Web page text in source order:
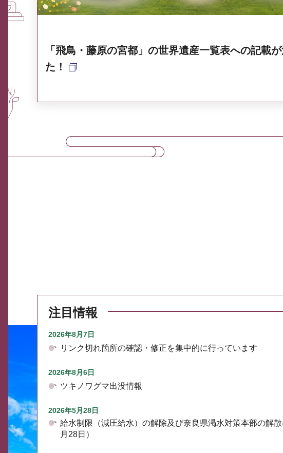
「飛鳥・藤原の宮都」の世界遺産一覧表への記載
た！
注目情報
2026年8月7日
リンク切れ箇所の確認・修正を集中的に行っています
2026年8月6日
ツキノワグマ出没情報
2026年5月28日
給水制限（減圧給水）の解除及び奈良県渇水対策本部の解
月28日）